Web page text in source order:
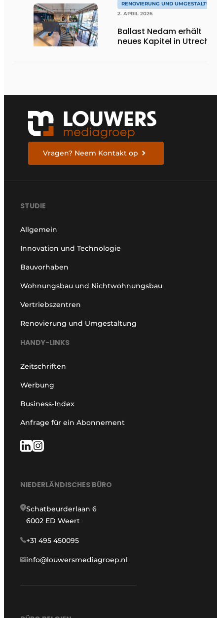
RENOVIERUNG UND UMGESTALTUNG
2. APRIL 2026
Ballast Nedam erhält
neues Kapitel in Utrecht
Vragen? Neem Kontakt op
STUDIE
Allgemein
Innovation und Technologie
Bauvorhaben
Wohnungsbau und Nichtwohnungsbau
Vertriebszentren
Renovierung und Umgestaltung
HANDY-LINKS
Zeitschriften
Werbung
Business-Index
Anfrage für ein Abonnement
NIEDERLÄNDISCHES BÜRO
Schatbeurderlaan 6
6002 ED Weert
+31 495 450095
info@louwersmediagroep.nl